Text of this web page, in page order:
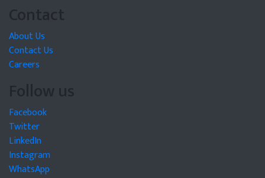
Contact
About Us
Contact Us
Careers
Follow us
Facebook
Twitter
LinkedIn
Instagram
WhatsApp